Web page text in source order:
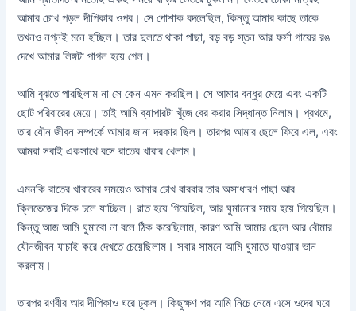
আমার চোখ পড়ল দীপিকার ওপর। সে পোশাক বদলেছিল, কিন্তু আমার কাছে তাকে
তখনও নগ্নই মনে হচ্ছিল। তার দুলতে থাকা পাছা, বড় বড় স্তন আর ফর্সা গায়ের রঙ
দেখে আমার লিঙ্গটা পাগল হয়ে গেল।
আমি বুঝতে পারছিলাম না সে কেন এমন করছিল। সে আমার বন্ধুর মেয়ে এবং একটি
ছোট পরিবারের মেয়ে। তাই আমি ব্যাপারটা খুঁজে বের করার সিদ্ধান্ত নিলাম। প্রথমে,
তার যৌন জীবন সম্পর্কে আমার জানা দরকার ছিল। তারপর আমার ছেলে ফিরে এল, এবং
আমরা সবাই একসাথে বসে রাতের খাবার খেলাম।
এমনকি রাতের খাবারের সময়েও আমার চোখ বারবার তার অসাধারণ পাছা আর
ক্লিভেজের দিকে চলে যাচ্ছিল। রাত হয়ে গিয়েছিল, আর ঘুমানোর সময় হয়ে গিয়েছিল।
কিন্তু আজ আমি ঘুমাবো না বলে ঠিক করেছিলাম, কারণ আমি আমার ছেলে আর বৌমার
যৌনজীবন যাচাই করে দেখতে চেয়েছিলাম। সবার সামনে আমি ঘুমাতে যাওয়ার ভান
করলাম।
তারপর রণবীর আর দীপিকাও ঘরে ঢুকল। কিছুক্ষণ পর আমি নিচে নেমে এসে ওদের ঘরে